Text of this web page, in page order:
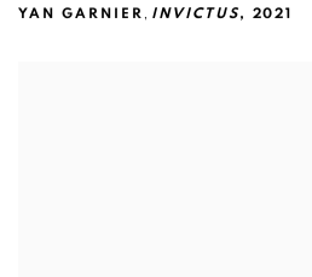
YAN GARNIER , INVICTUS, 2021